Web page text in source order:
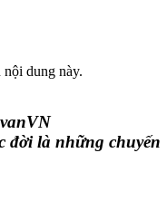
nội dung này.
là những chuyến đi